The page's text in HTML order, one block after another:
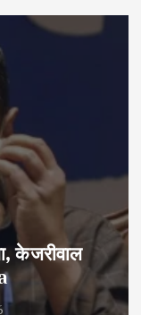
केजरीवाल